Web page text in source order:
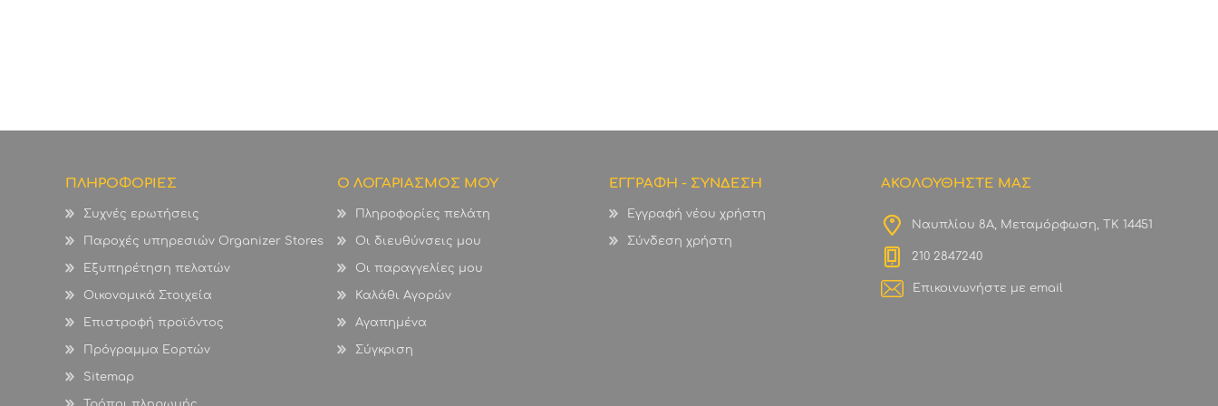
ΠΛΗΡΟΦΟΡΙΕΣ
Συχνές ερωτήσεις
Παροχές υπηρεσιών Organizer Stores
Εξυπηρέτηση πελατών
Οικονομικά Στοιχεία
Επιστροφή προϊόντος
Πρόγραμμα Εορτών
Sitemap
Ο ΛΟΓΑΡΙΑΣΜΟΣ ΜΟΥ
Πληροφορίες πελάτη
Οι διευθύνσεις μου
Οι παραγγελίες μου
Καλάθι Αγορών
Αγαπημένα
Σύγκριση
ΕΓΓΡΑΦΗ - ΣΥΝΔΕΣΗ
Εγγραφή νέου χρήστη
Σύνδεση χρήστη
ΑΚΟΛΟΥΘΗΣΤΕ ΜΑΣ
Ναυπλίου 8Α, Μεταμόρφωση, ΤΚ 14451
210 2847240
Επικοινωνήστε με email